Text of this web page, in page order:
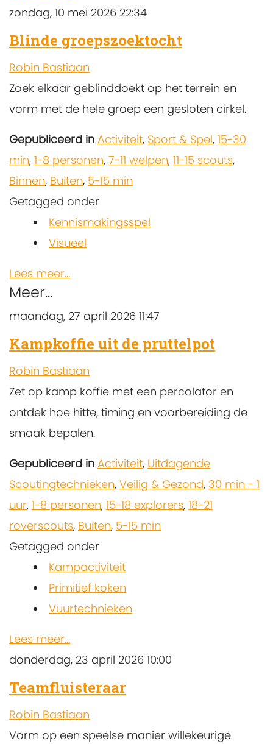
zondag, 10 mei 2026 22:34
Blinde groepszoektocht
Robin Bastiaan
Zoek elkaar geblinddoekt op het terrein en
vorm met de hele groep een gesloten cirkel.
Gepubliceerd in Activiteit, Sport & Spel, 15-30
min, 1-8 personen, 7-11 welpen, 11-15 scouts,
Binnen, Buiten, 5-15 min
Getagged onder
Kennismakingsspel
Visueel
Lees meer...
Meer...
maandag, 27 april 2026 11:47
Kampkoffie uit de pruttelpot
Robin Bastiaan
Zet op kamp koffie met een percolator en
ontdek hoe hitte, timing en voorbereiding de
smaak bepalen.
Gepubliceerd in Activiteit, Uitdagende
Scoutingtechnieken, Veilig & Gezond, 30 min - 1
uur, 1-8 personen, 15-18 explorers, 18-21
roverscouts, Buiten, 5-15 min
Getagged onder
Kampactiviteit
Primitief koken
Vuurtechnieken
Lees meer...
donderdag, 23 april 2026 10:00
Teamfluisteraar
Robin Bastiaan
Vorm op een speelse manier willekeurige